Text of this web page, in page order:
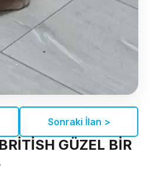
Sonraki İlan >
GÜZEL BİR